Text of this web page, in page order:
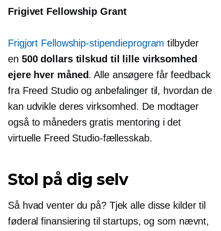
Frigivet Fellowship Grant
Frigjort Fellowship-stipendieprogram tilbyder
en 500 dollars tilskud til
lille virksomhed
ejere hver måned. Alle ansøgere får feedback
fra Freed Studio og anbefalinger til, hvordan de
kan udvikle deres virksomhed. De modtager
også to måneders gratis mentoring i det
virtuelle Freed Studio-fællesskab.
Stol på dig selv
Så hvad venter du på? Tjek alle disse kilder til
føderal finansiering til startups, og som nævnt,